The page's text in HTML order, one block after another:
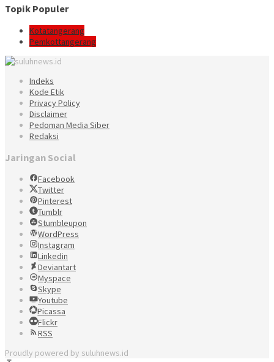
Topik Populer
Kotatangerang
Pemkottangerang
Indeks
Kode Etik
Privacy Policy
Disclaimer
Pedoman Media Siber
Redaksi
Jaringan Social
Facebook
Twitter
Pinterest
Tumblr
Stumbleupon
WordPress
Instagram
Linkedin
Deviantart
Myspace
Skype
Youtube
Picassa
Flickr
RSS
Proudly powered by suluhnews.id